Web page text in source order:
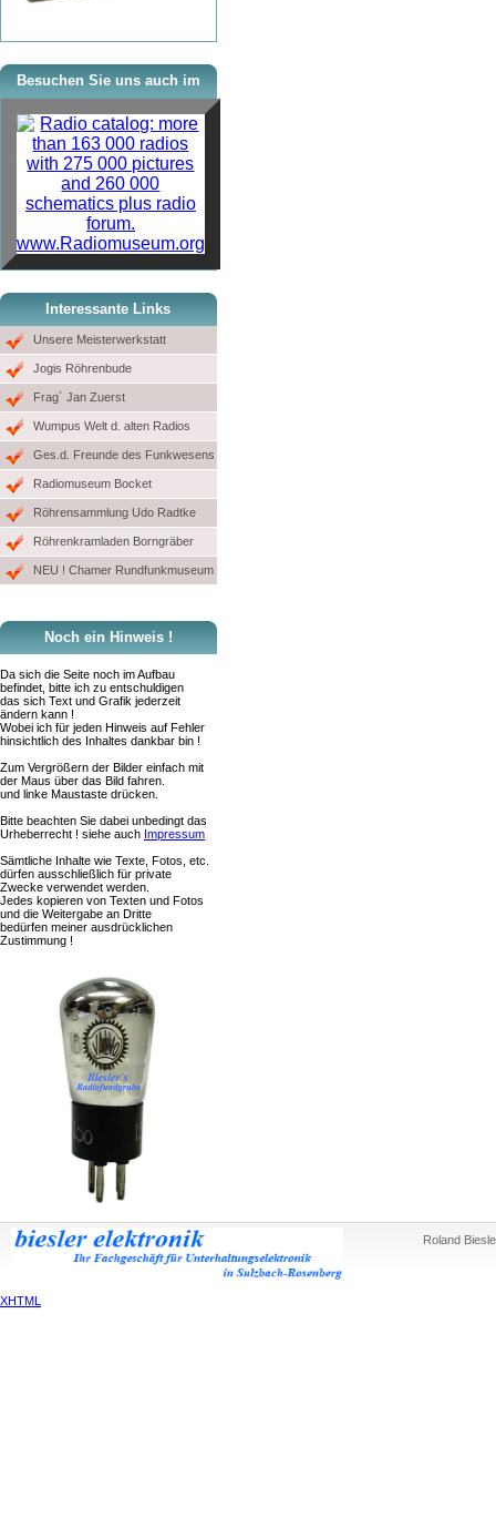
Besuchen Sie uns auch im
www.Radiomuseum.org
Interessante Links
Unsere Meisterwerkstatt
Jogis Röhrenbude
Frag´ Jan Zuerst
Wumpus Welt d. alten Radios
Ges.d. Freunde des Funkwesens
Radiomuseum Bocket
Röhrensammlung Udo Radtke
Röhrenkramladen Borngräber
NEU ! Chamer Rundfunkmuseum
Noch ein Hinweis !
Da sich die Seite noch im Aufbau
befindet, bitte ich zu entschuldigen
das sich Text und Grafik jederzeit
ändern kann !
Wobei ich für jeden Hinweis auf Fehler
hinsichtlich des Inhaltes dankbar bin !
Zum Vergrößern der Bilder einfach mit
der Maus über das Bild fahren.
und linke Maustaste drücken.
Bitte beachten Sie dabei unbedingt das
Urheberrecht ! siehe auch Impressum
Sämtliche Inhalte wie Texte, Fotos, etc.
dürfen ausschließlich für private
Zwecke verwendet werden.
Jedes kopieren von Texten und Fotos
und die Weitergabe an Dritte
bedürfen meiner ausdrücklichen
Zustimmung !
Roland
XHTML